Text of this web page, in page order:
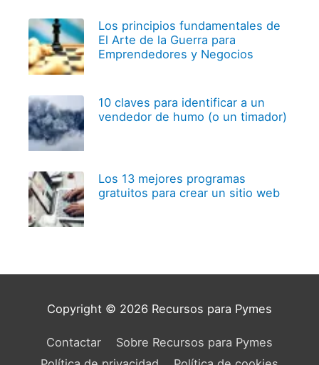
Los principios fundamentales de
El Arte de la Guerra para
Emprendedores y Negocios
10 claves para identificar a un
vendedor de humo (o un timador)
Los 13 mejores programas
gratuitos para crear un sitio web
Copyright © 2026 Recursos para Pymes
Contactar
Sobre Recursos para Pymes